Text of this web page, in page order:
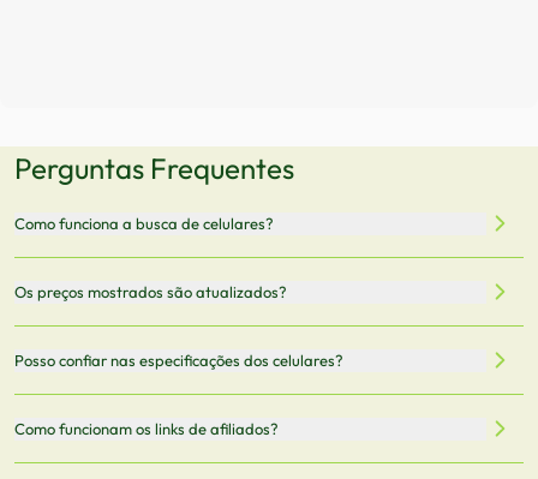
Perguntas Frequentes
Como funciona a busca de celulares?
armazenamento, memória RAM, bateria e conectividade
5G.
Os preços mostrados são atualizados?
vendedor antes de finalizar sua compra.
Posso confiar nas especificações dos celulares?
Como funcionam os links de afiliados?